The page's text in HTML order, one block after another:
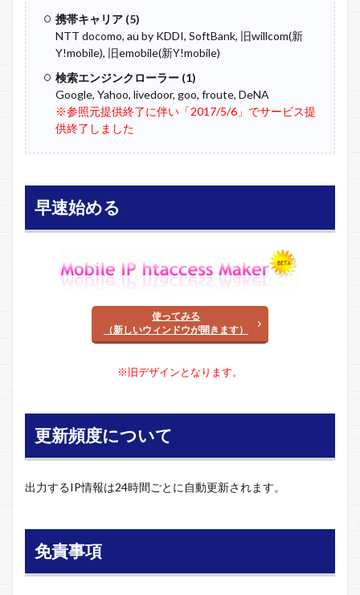
携帯キャリア (5)
NTT docomo, au by KDDI, SoftBank, 旧willcom(新
Y!mobile), 旧emobile(新Y!mobile)
検索エンジンクローラー (1)
Google, Yahoo, livedoor, goo, froute, DeNA
※参照元提供終了に伴い「2017/5/6」でサービス提
供終了しました
早速始める
使ってみる
（新しいウィンドウが開きます）
※旧デザインとなります。
更新頻度について
出力するIP情報は24時間ごとに自動更新されます。
免責事項